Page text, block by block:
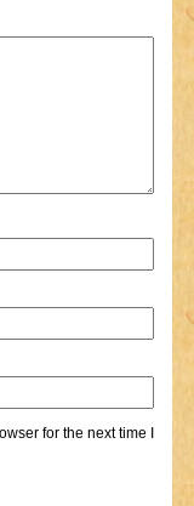
for the next time I